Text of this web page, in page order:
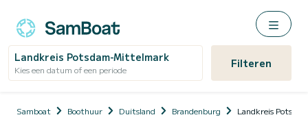
Landkreis Potsdam-Mittelmark
Kies een datum of een periode Filteren
Samboat Boothuur Duitsland Brandenburg Landkreis